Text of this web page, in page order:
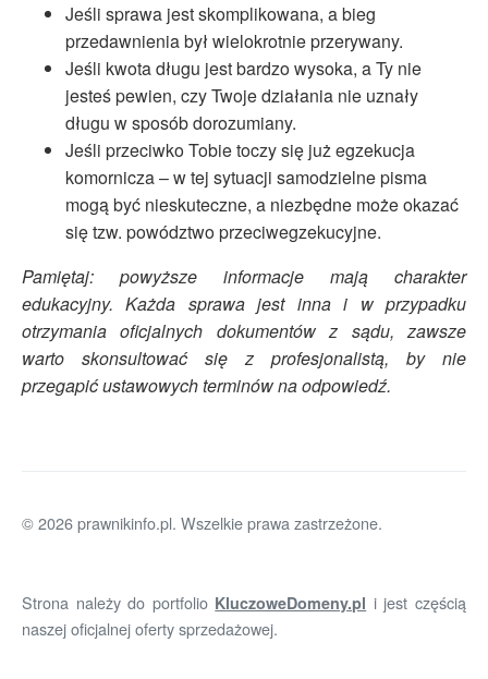
Jeśli sprawa jest skomplikowana, a bieg
przedawnienia był wielokrotnie przerywany.
Jeśli kwota długu jest bardzo wysoka, a Ty nie
jesteś pewien, czy Twoje działania nie uznały
długu w sposób dorozumiany.
Jeśli przeciwko Tobie toczy się już egzekucja
komornicza – w tej sytuacji samodzielne pisma
mogą być nieskuteczne, a niezbędne może okazać
się tzw. powództwo przeciwegzekucyjne.
Pamiętaj: powyższe informacje mają charakter
edukacyjny. Każda sprawa jest inna i w przypadku
otrzymania oficjalnych dokumentów z sądu, zawsze
warto skonsultować się z profesjonalistą, by nie
przegapić ustawowych terminów na odpowiedź.
© 2026 prawnikinfo.pl. Wszelkie prawa zastrzeżone.
Strona należy do portfolio KluczoweDomeny.pl i jest częścią
naszej oficjalnej oferty sprzedażowej.